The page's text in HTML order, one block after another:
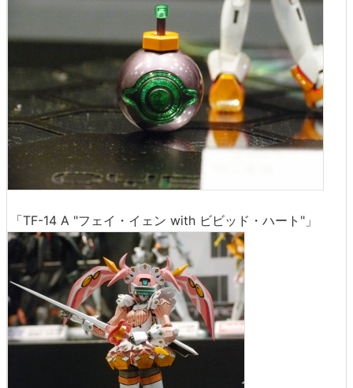
「TF-14 A "フェイ・イェン with ビビッド・ハート"」